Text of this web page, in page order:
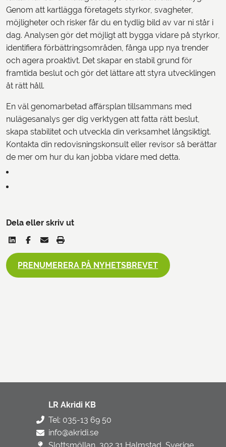
Genom att kartlägga företagets styrkor, svagheter,
möjligheter och risker får du en tydlig bild av var ni står i
dag. Analysen gör det möjligt att bygga vidare på styrkor,
identifiera förbättringsområden, fånga upp nya trender
och agera proaktivt. Det skapar en stabil grund för
framtida beslut och gör det lättare att styra utvecklingen
åt rätt håll.
En väl genomarbetad affärsplan tillsammans med
nulägesanalys ger dig verktygen att fatta rätt beslut,
skapa stabilitet och utveckla din verksamhet långsiktigt.
Kontakta din redovisningskonsult eller revisor så berättar
de mer om hur du kan jobba vidare med detta.
Dela eller skriv ut
PRENUMERERA PÅ NYHETSBREVET
LR Akridi KB
Tel: 035-13 69 50
info@akridi.se